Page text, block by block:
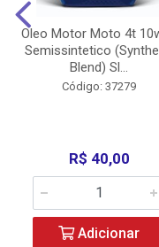
Oleo Motor Moto 4t
Semissintetico
Blend) Sl...
Código: 37279
R$ 40,00
Adicionar